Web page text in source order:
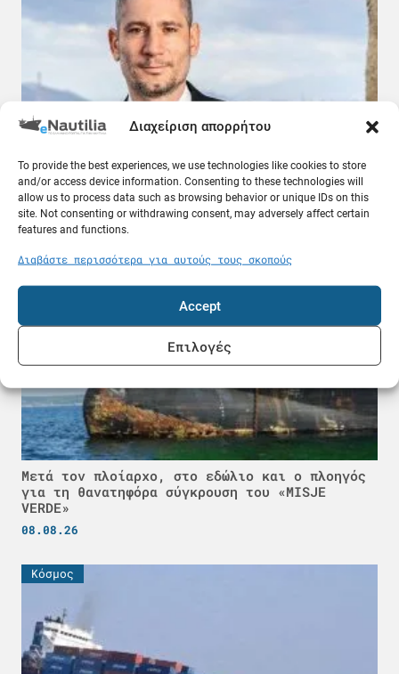
Διαχείριση απορρήτου
To provide the best experiences, we use technologies like cookies to store
and/or access device information. Consenting to these technologies will
allow us to process data such as browsing behavior or unique IDs on this
site. Not consenting or withdrawing consent, may adversely affect certain
features and functions.
Διαβάστε περισσότερα για αυτούς τους σκοπούς
Accept
Επιλογές
Δωρεά 150.000 ευρώ από τον κοινωφελή
οργανισμό Deppy Vasileiadis στις οικογένειες
των τριών πεσόντων πυροσβεστών
08.08.26
Ποντοπόρος
Μετά τον πλοίαρχο, στο εδώλιο και ο πλοηγός
για τη θανατηφόρα σύγκρουση του «MISJE
VERDE»
08.08.26
Κόσμος